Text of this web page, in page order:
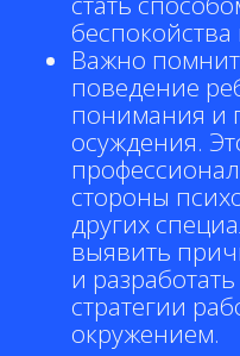
Важно
поведение
понимания и
осуждения.
стороны
других
выявить
и
стратегии
окружением.